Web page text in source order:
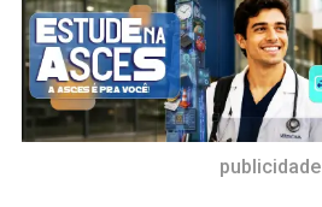
publicidade